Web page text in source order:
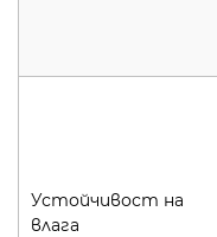
Устойчивост на
влага